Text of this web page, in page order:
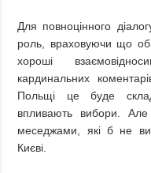
Для повноцінного
роль, враховуючи що
хороші
кардинальних
Польщі це буде
впливають вибори.
меседжами, які б не
Києві.